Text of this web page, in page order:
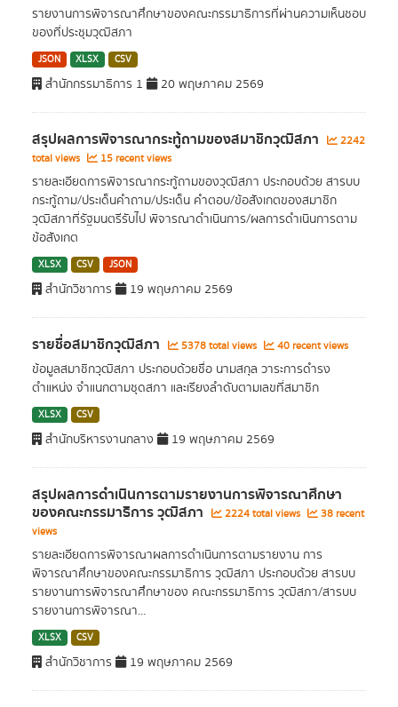
รายงานการพิจารณาศึกษาของคณะกรรมาธิการที่ผ่านความเห็นชอบ
ของที่ประชุมวุฒิสภา
JSON XLSX CSV
สำนักกรรมาธิการ 1 20 พฤษภาคม 2569
สรุปผลการพิจารณากระทู้ถามของสมาชิกวุฒิสภา
2242
total views
15 recent views
รายละเอียดการพิจารณากระทู้ถามของวุฒิสภา ประกอบด้วย สารบบ
กระทู้ถาม/ประเด็นคำถาม/ประเด็น คำตอบ/ข้อสังเกตของสมาชิก
วุฒิสภาที่รัฐมนตรีรับไป พิจารณาดำเนินการ/ผลการดำเนินการตาม
ข้อสังเกต
XLSX CSV JSON
สำนักวิชาการ 19 พฤษภาคม 2569
รายชื่อสมาชิกวุฒิสภา 5378 total views 40 recent views
ข้อมูลสมาชิกวุฒิสภา ประกอบด้วยชื่อ นามสกุล วาระการดำรง
ตำแหน่ง จำแนกตามชุดสภา และเรียงลำดับตามเลขที่สมาชิก
XLSX CSV
สำนักบริหารงานกลาง 19 พฤษภาคม 2569
สรุปผลการดำเนินการตามรายงานการพิจารณาศึกษา
ของคณะกรรมาธิการ วุฒิสภา 2224 total views
38 recent
views
รายละเอียดการพิจารณาผลการดำเนินการตามรายงาน การ
พิจารณาศึกษาของคณะกรรมาธิการ วุฒิสภา ประกอบด้วย สารบบ
รายงานการพิจารณาศึกษาของ คณะกรรมาธิการ วุฒิสภา/สารบบ
รายงานการพิจารณา...
XLSX CSV
สำนักวิชาการ 19 พฤษภาคม 2569